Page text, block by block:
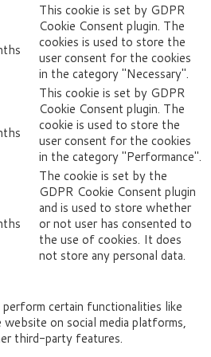
This cookie is set by GDPR
Cookie Consent plugin. The
cookies is used to store the
user consent for the cookies
in the category "Necessary".
This cookie is set by GDPR
Cookie Consent plugin. The
cookie is used to store the
user consent for the cookies
in the category "Performance".
The cookie is set by the
GDPR Cookie Consent plugin
and is used to store whether
or not user has consented to
the use of cookies. It does
not store any personal data.
certain functionalities like
on social media platforms,
third-party features.